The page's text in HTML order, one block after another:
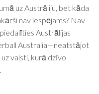
uz Austrāliju, bet kāda
nav iespējams? Nav
Austrālijas
Australia—neatstājot
valsti, kurā dzīvo